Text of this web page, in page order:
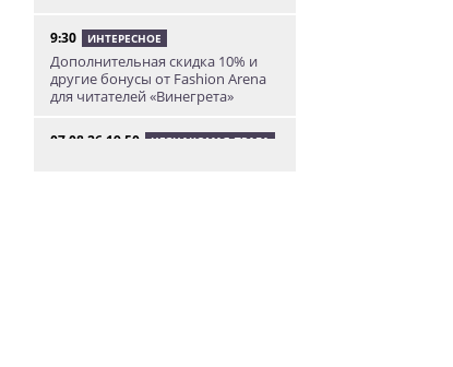
9:30 ИНТЕРЕСНОЕ
Дополнительная скидка 10% и
другие бонусы от Fashion Arena
для читателей «Винегрета»
07.08.26 19:50 НЕЗНАКОМАЯ ПРАГА